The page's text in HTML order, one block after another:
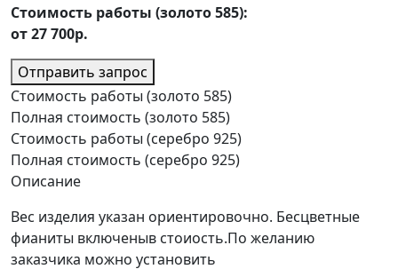
Стоимость работы (золото 585):
от 27 700р.
Отправить запрос
Стоимость работы (золото 585)
Полная стоимость (золото 585)
Стоимость работы (серебро 925)
Полная стоимость (серебро 925)
Описание
Вес изделия указан ориентировочно. Бесцветные
фианиты включеныв стоиость.По желанию
заказчика можно установить